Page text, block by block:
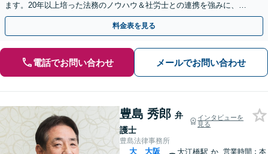
ます。20年以上培った法務のノウハウ＆社労士との連携を強みに、ご
要望通りの解決へ尽力【休日・夜間対応】【完全個室】
料金表を見る
電話でお問い合わせ メールでお問い合わせ
豊島 秀郎 弁
護士
インタビューを
見る
豊島法律事務所
大
大阪
大江橋駅 か 営業時間：本